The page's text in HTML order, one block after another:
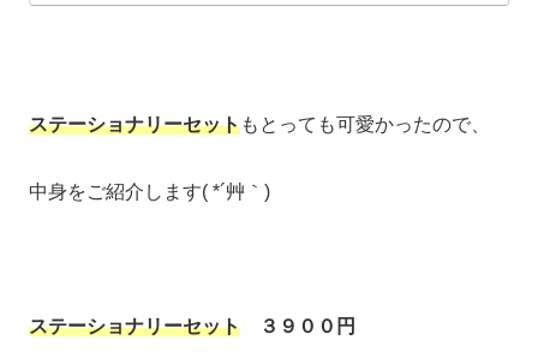
ステーショナリーセットもとっても可愛かったので、
中身をご紹介します( *´艸｀)
ステーショナリーセット ３９００円